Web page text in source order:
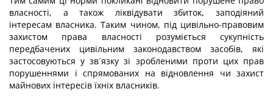
власності, а також ліквідувати збиток, заподіяний
інтересам власника. Таким чином, під цивільно-правовим
захистом права власності розуміється сукупність
передбачених цивільним законодавством засобів, які
застосовуються у зв´язку зі зробленими проти цих прав
порушеннями і спрямованих на відновлення чи захист
майнових інтересів їхніх власників.